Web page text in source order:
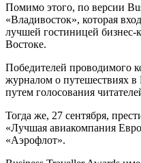
Помимо этого, по версии
«Владивосток», которая
лучшей гостиницей бизнес-
Востоке.
Победителей проводимого
журналом о путешествиях в
путем голосования
Тогда же, 27 сентября,
«Лучшая авиакомпания
«Аэрофлот».